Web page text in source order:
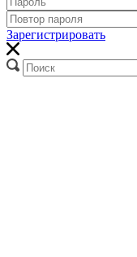
Зарегистрировать